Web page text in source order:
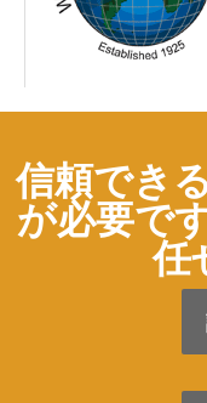
信頼でき
が必要で
任